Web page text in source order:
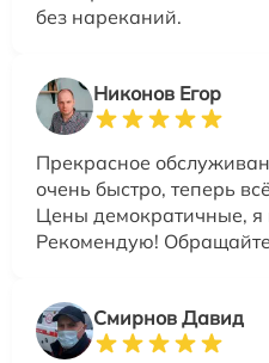
без нареканий.
Никонов Егор
Прекрасное
очень быстро, теперь
Цены демократичные, я
Рекомендую!
Смирнов Давид